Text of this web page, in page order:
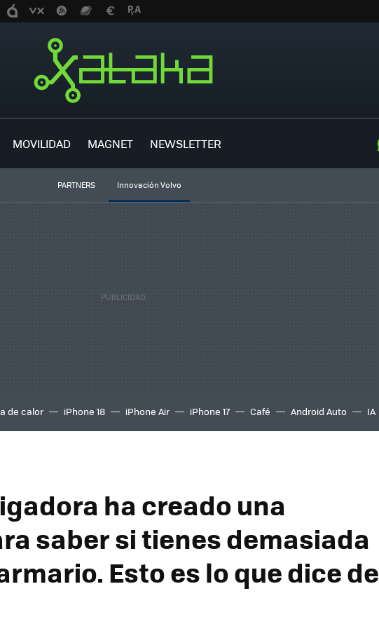
MOVILIDAD MAGNET NEWSLETTER
PARTNERS Innovación Volvo
de calor iPhone 18 iPhone Air iPhone 17 Café Android Auto IA
ha creado una
saber si tienes demasiada
Esto es lo que dice de